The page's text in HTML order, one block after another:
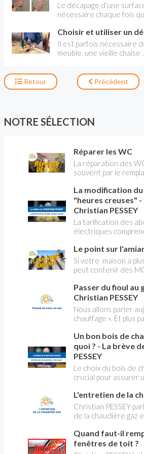
recommandés
Le décapage d’une
nécessaire chaque fois
chimique ou thermique. La
demande aussi des
étant très corrosif. Pour
veiller à ne pas brûler le
Choisir et utiliser un
Il est parfois nécessaire
meuble, une vieille
chimique, agressif pour
sans danger, il est
Retour Précédent
NOTRE SÉLECTION
Réparer les WC
La réparation des
souvent par le
expliquer
La modification
"heures creuses"
Christian PESSEY
La tarification des
électriques
pleines, heures
Christian PESSEY
ce qu'il faut savoir
modification du
creuses" qui
millions de Français !
Le point sur
Si votre maison a
peut contenir des
panique, on fait le
flash news n°3
ses dangers avec
Passer du fioul au
Christian PESSEY
Nous allons parler
chauffage ». Et plus
aborder l’abandon
gaz.
Un bon bois de
quoi ? - La brève
PESSEY
Le choix du bois de
crucial pour assurer
l'impact
comment
qualité ? Plusieurs
jeu : le type
d'humidité, la densité
coupe.
L'entretien de la
Christian PESSEY
de la chaudière gaz
avez un système par
plancher chauffant,
par une chaudière au
Quand faut-il
fenêtres de toit ?